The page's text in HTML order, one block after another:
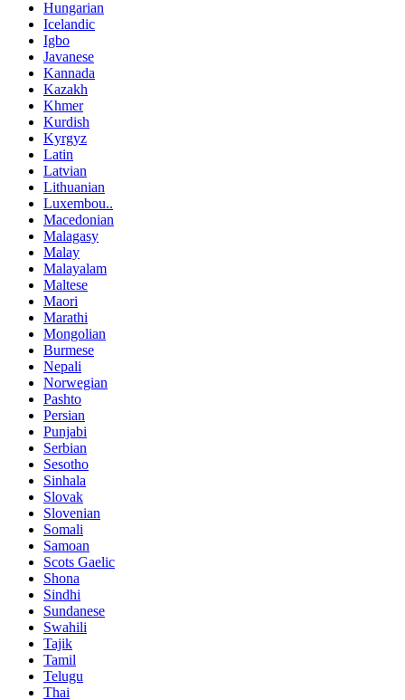
Hungarian
Icelandic
Igbo
Javanese
Kannada
Kazakh
Khmer
Kurdish
Kyrgyz
Latin
Latvian
Lithuanian
Luxembou..
Macedonian
Malagasy
Malay
Malayalam
Maltese
Maori
Marathi
Mongolian
Burmese
Nepali
Norwegian
Pashto
Persian
Punjabi
Serbian
Sesotho
Sinhala
Slovak
Slovenian
Somali
Samoan
Scots Gaelic
Shona
Sindhi
Sundanese
Swahili
Tajik
Tamil
Telugu
Thai